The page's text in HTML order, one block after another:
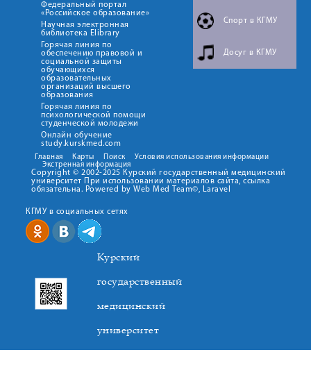
Федеральный портал
«Российское образование»
Научная электронная
библиотека Elibrary
Горячая линия по
обеспечению правовой и
социальной защиты
обучающихся
образовательных
организаций высшего
образования
Горячая линия по
психологической помощи
студенческой молодежи
Онлайн обучение
study.kurskmed.com
Спорт в КГМУ
Досуг в КГМУ
Главная Карты Поиск
Условия использования информации
Экстренная информация
Copyright © 2002-2025 Курский государственный медицинский
университет При использовании материалов сайта, ссылка
обязательна. Powered by Web Med Team©, Laravel
КГМУ в социальных сетях
Курский
государственный
медицинский
университет